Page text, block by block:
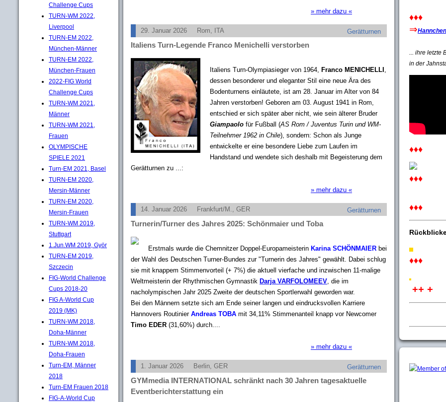
Challenge Cups
TURN-WM 2022,
Liverpool
TURN-EM 2022,
München-Männer
TURN-EM 2022,
München-Frauen
2022-FIG World
Challenge Cups
TURN-WM 2021,
Männer
TURN-WM 2021,
Frauen
OLYMPISCHE
SPIELE 2021
Turn-EM 2021, Basel
TURN-EM 2020,
Mersin-Männer
TURN-EM 2020,
Mersin-Frauen
TURN-WM 2019,
Stuttgart
1.Jun.WM 2019, Györ
TURN-EM 2019,
Szczecin
FIG-World Challenge
Cups 2018-20
FIG A-World Cup
2019 (MK)
TURN-WM 2018,
Doha-Männer
TURN-WM 2018,
Doha-Frauen
Turn-EM, Männer
2018
Turn-EM Frauen 2018
FIG-A-World Cup
» mehr dazu «
29. Januar 2026 Rom, ITA Gerätturnen
Italiens Turn-Legende Franco Menichelli verstorben
Italiens Turn-Olympiasieger von 1964, Franco MENICHELLI
dessen besonderer und eleganter Stil eine neue Ära des
Bodenturnens einläutete, ist am 28. Januar im Alter von 84
Jahren verstorben! Geboren am 03. August 1941 in Rom,
entschied er sich später aber nicht, wie sein älterer Bruder
Giampaolo für Fußball (AS Rom / Juventus Turin und WM-
Teilnehmer 1962 in Chile), sondern: Schon als Junge
entwickelte er eine besondere Liebe zum Laufen im
Handstand und wendete sich deshalb mit Begeisterung dem
Gerätturnen zu ...:
» mehr dazu «
14. Januar 2026 Frankfurt/M., GER Gerätturnen
Turnerin/Turner des Jahres 2025: Schönmaier und Toba
Erstmals wurde die Chemnitzer Doppel-Europameisterin Karina SCHÖNMAIER bei
der Wahl des Deutschen Turner-Bundes zur "Turnerin des Jahres" gewählt. Dabei schlug
sie mit knappem Stimmenvorteil (+ 7%) die aktuell vierfache und inzwischen 11-malige
Weltmeisterin der Rhythmischen Gymnastik Darja VARFOLOMEEV , die im
nacholympischen Jahr 2025 Zweite der deutschen Sportlerwahl geworden war.
Bei den Männern setzte sich am Ende seiner langen und eindrucksvollen Karriere
Hannovers Routinier Andreas TOBA mit 34,11% Stimmenanteil knapp vor Newcomer
Timo EDER (31,60%) durch....
» mehr dazu «
1. Januar 2026 Berlin, GER Gerätturnen
GYMmedia INTERNATIONAL schränkt nach 30 Jahren tagesaktuelle
Eventberichterstattung ein
♦♦♦
⇒
... ihre letzte
in der
♦♦♦
♦♦♦
♦♦♦
♦♦♦
++ +